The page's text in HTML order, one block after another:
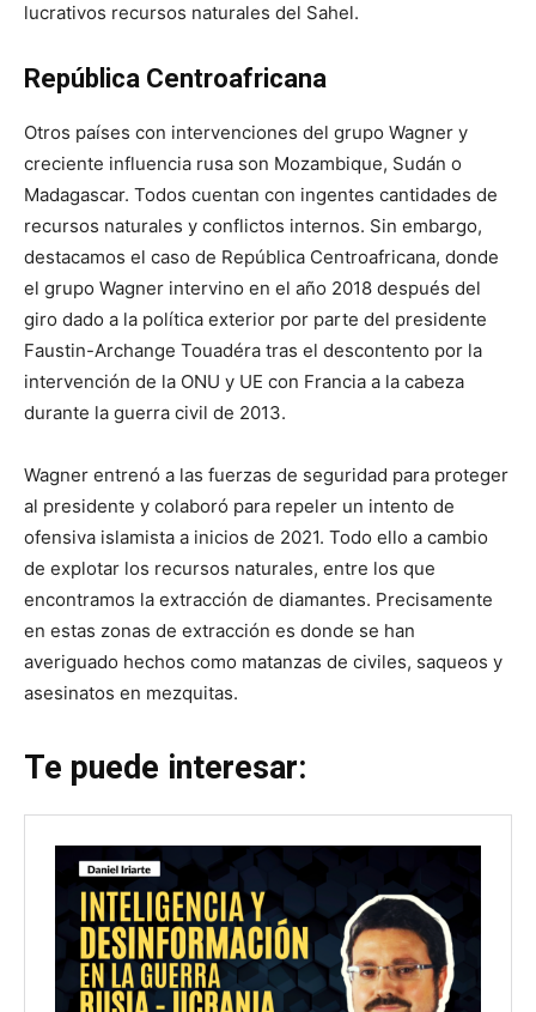
lucrativos recursos naturales del Sahel.
República Centroafricana
Otros países con intervenciones del grupo Wagner y
creciente influencia rusa son Mozambique, Sudán o
Madagascar. Todos cuentan con ingentes cantidades de
recursos naturales y conflictos internos. Sin embargo,
destacamos el caso de República Centroafricana, donde
el grupo Wagner intervino en el año 2018 después del
giro dado a la política exterior por parte del presidente
Faustin-Archange Touadéra tras el descontento por la
intervención de la ONU y UE con Francia a la cabeza
durante la guerra civil de 2013.
Wagner entrenó a las fuerzas de seguridad para proteger
al presidente y colaboró para repeler un intento de
ofensiva islamista a inicios de 2021. Todo ello a cambio
de explotar los recursos naturales, entre los que
encontramos la extracción de diamantes. Precisamente
en estas zonas de extracción es donde se han
averiguado hechos como matanzas de civiles, saqueos y
asesinatos en mezquitas.
Te puede interesar: